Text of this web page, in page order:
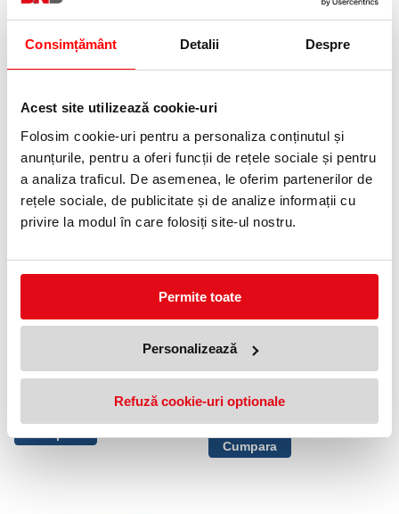
Consimțământ Detalii Despre
Acest site utilizează cookie-uri
Folosim cookie-uri pentru a personaliza conținutul și
anunțurile, pentru a oferi funcții de rețele sociale și pentru
a analiza traficul. De asemenea, le oferim partenerilor de
rețele sociale, de publicitate și de analize informații cu
privire la modul în care folosiți site-ul nostru.
Permite toate
Personalizează
Refuză cookie-uri optionale
Caracteristici principale:
4 culori
Tip:textmarkere pentru evidențiere
Avantaj:evidențiere clară și rapidă
Ideal pentru:elevi, studenți, organizarea notițelor și fanii
Superman.
PRODUSE SIMILARE
Marker permanent OHPen
(pret cu TVA)
Marker cu vopsea Paint PX-30,
alb
29,99 lei(pret cu TVA)